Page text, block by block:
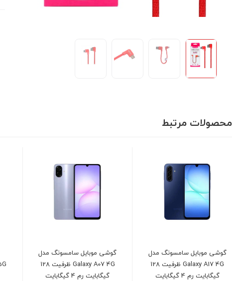
محصولات مرتبط
گوشی موبایل سامسونگ مدل
Galaxy A17 4G ظرفیت 128
گیگابایت رم 4 گیگابایت
گوشی موبايل سامسونگ مدل
Galaxy A07 4G ظرفیت 128
گیگابایت رم 4 گیگابایت